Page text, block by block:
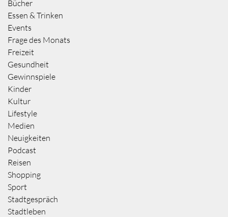
Bücher
Essen & Trinken
Events
Frage des Monats
Freizeit
Gesundheit
Gewinnspiele
Kinder
Kultur
Lifestyle
Medien
Neuigkeiten
Podcast
Reisen
Shopping
Sport
Stadtgespräch
Stadtleben